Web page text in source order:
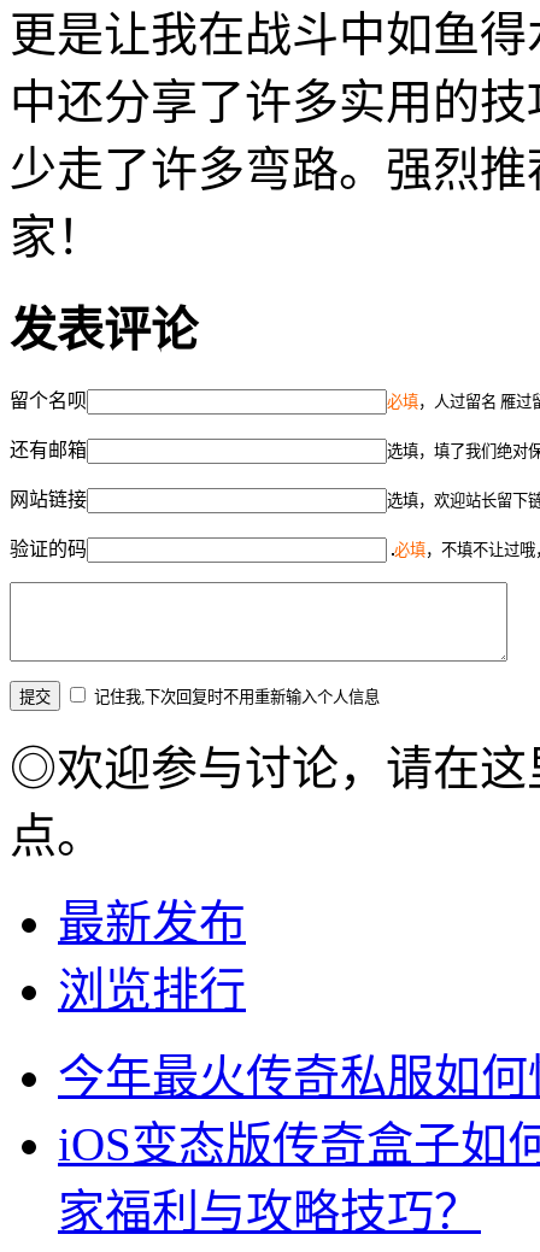
更是让我在战斗中如鱼
中还分享了许多实用的
少走了许多弯路。强烈
家！
发表评论
留个名呗 必填，人过留名 雁过
还有邮箱 选填，填了我们绝对
网站链接 选填，欢迎站长留下
验证的码 必填，不填不让过
记住我,下次回复时不用重新输入个人信息
◎欢迎参与讨论，请在这
点。
最新发布
浏览排行
今年最火传奇私服如
iOS变态版传奇盒子如
家福利与攻略技巧？